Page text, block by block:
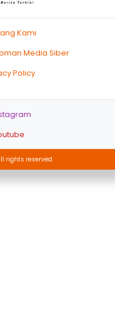
Kami
Media Siber
Policy
rights reserved